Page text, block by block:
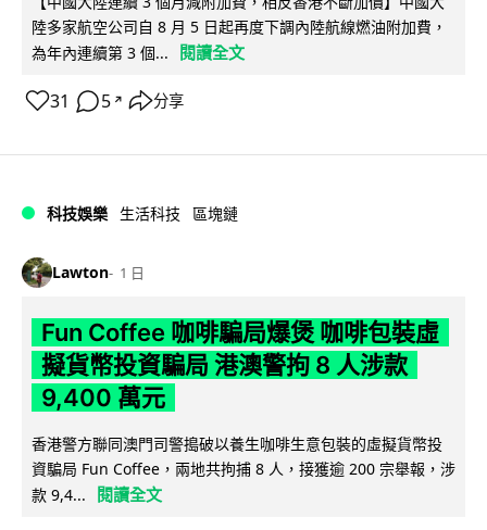
陸多家航空公司自 8 月 5 日起再度下調內陸航線燃油附加費，
為年內連續第 3 個...
閱讀全文
31 5 ↗ 分享
科技娛樂 生活科技 區塊鏈
Lawton 1 日
Fun Coffee 咖啡騙局爆煲 咖啡包裝虛
擬貨幣投資騙局 港澳警拘 8 人涉款
9,400 萬元
香港警方聯同澳門司警搗破以養生咖啡生意包裝的虛擬貨幣投
資騙局 Fun Coffee，兩地共拘捕 8 人，接獲逾 200 宗舉報，涉
款 9,4...
閱讀全文